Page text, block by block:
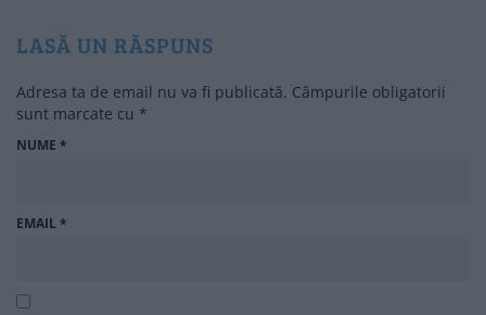
LASĂ UN RĂSPUNS
Adresa ta de email nu va fi publicată. Câmpurile obligatorii
sunt marcate cu *
NUME *
EMAIL*